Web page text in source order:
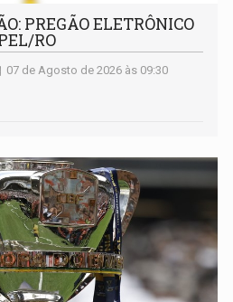
PREGÃO ELETRÔNICO
RO
07 de Agosto de 2026 às 09:30